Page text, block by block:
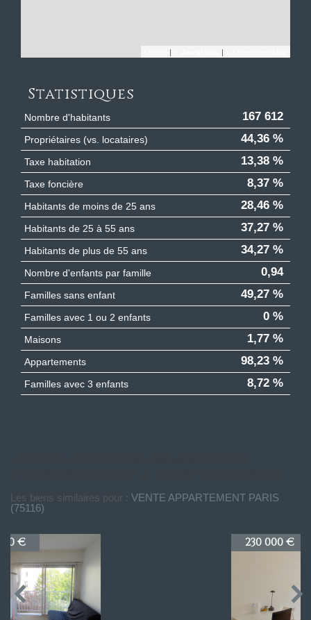
| |
Statistiques
Nombre d'habitants 167 612
Propriétaires (vs. locataires) 44,36 %
Taxe habitation 13,38 %
Taxe foncière 8,37 %
Habitants de moins de 25 ans 28,46 %
Habitants de 25 à 55 ans 37,27 %
Habitants de plus de 55 ans 34,27 %
Nombre d'enfants par famille 0,94
Familles sans enfant 49,27 %
Familles avec 1 ou 2 enfants 0 %
Maisons 1,77 %
Appartements 98,23 %
Familles avec 3 enfants 8,72 %
Les biens similaires pour : VENTE APPARTEMENT PARIS
(75116)